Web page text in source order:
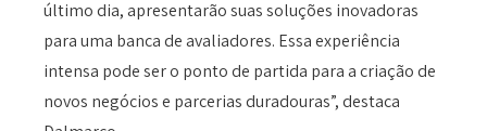
último dia, apresentarão suas soluções inovadoras
para uma banca de avaliadores. Essa experiência
intensa pode ser o ponto de partida para a criação de
novos negócios e parcerias duradouras”, destaca